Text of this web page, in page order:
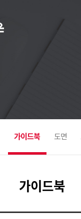
가이드북 도면
가이드북